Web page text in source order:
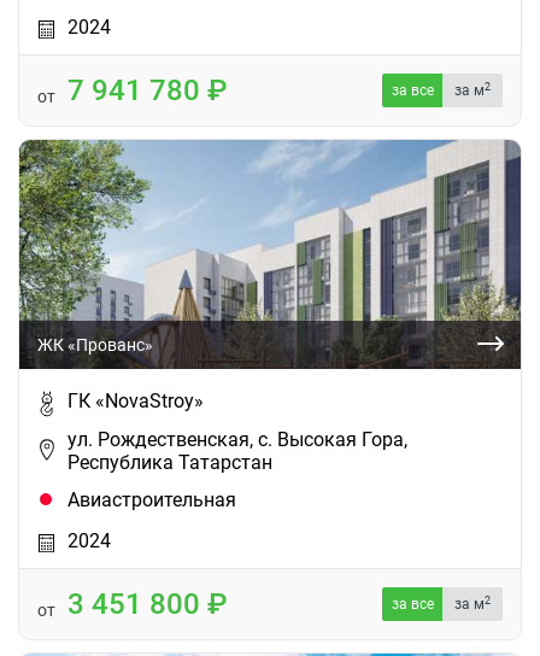
2024
от 7 941 780 за все за м2
ЖК «Прованс»
ГК «NovaStroy»
ул. Рождественская, с. Высокая Гора,
Республика Татарстан
Авиастроительная
2024
от 3 451 800 за все за м2